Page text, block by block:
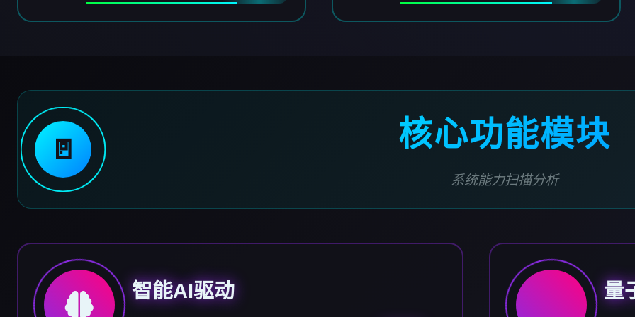
🚪 核心功能模块
系统能力扫描分析
智能AI驱动 量